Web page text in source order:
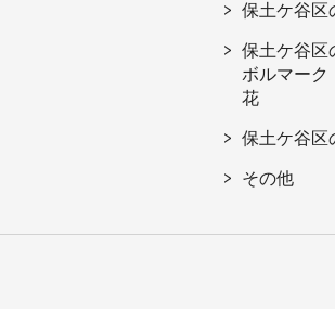
保土ケ谷区
保土ケ谷区
ボルマーク
花
保土ケ谷区
その他